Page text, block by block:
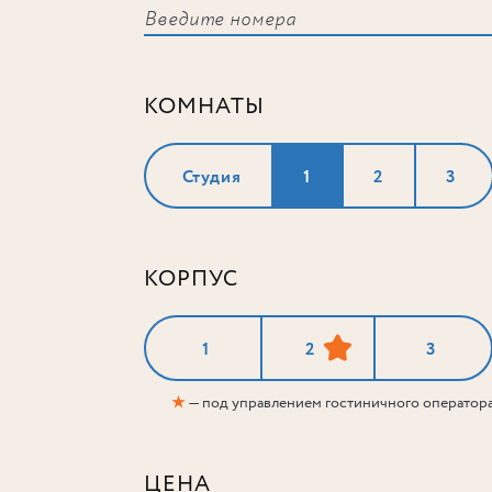
КОМНАТЫ
Студия 1 2 3
КОРПУС
1 2 3
★— под управлением гостиничного
ЦЕНА